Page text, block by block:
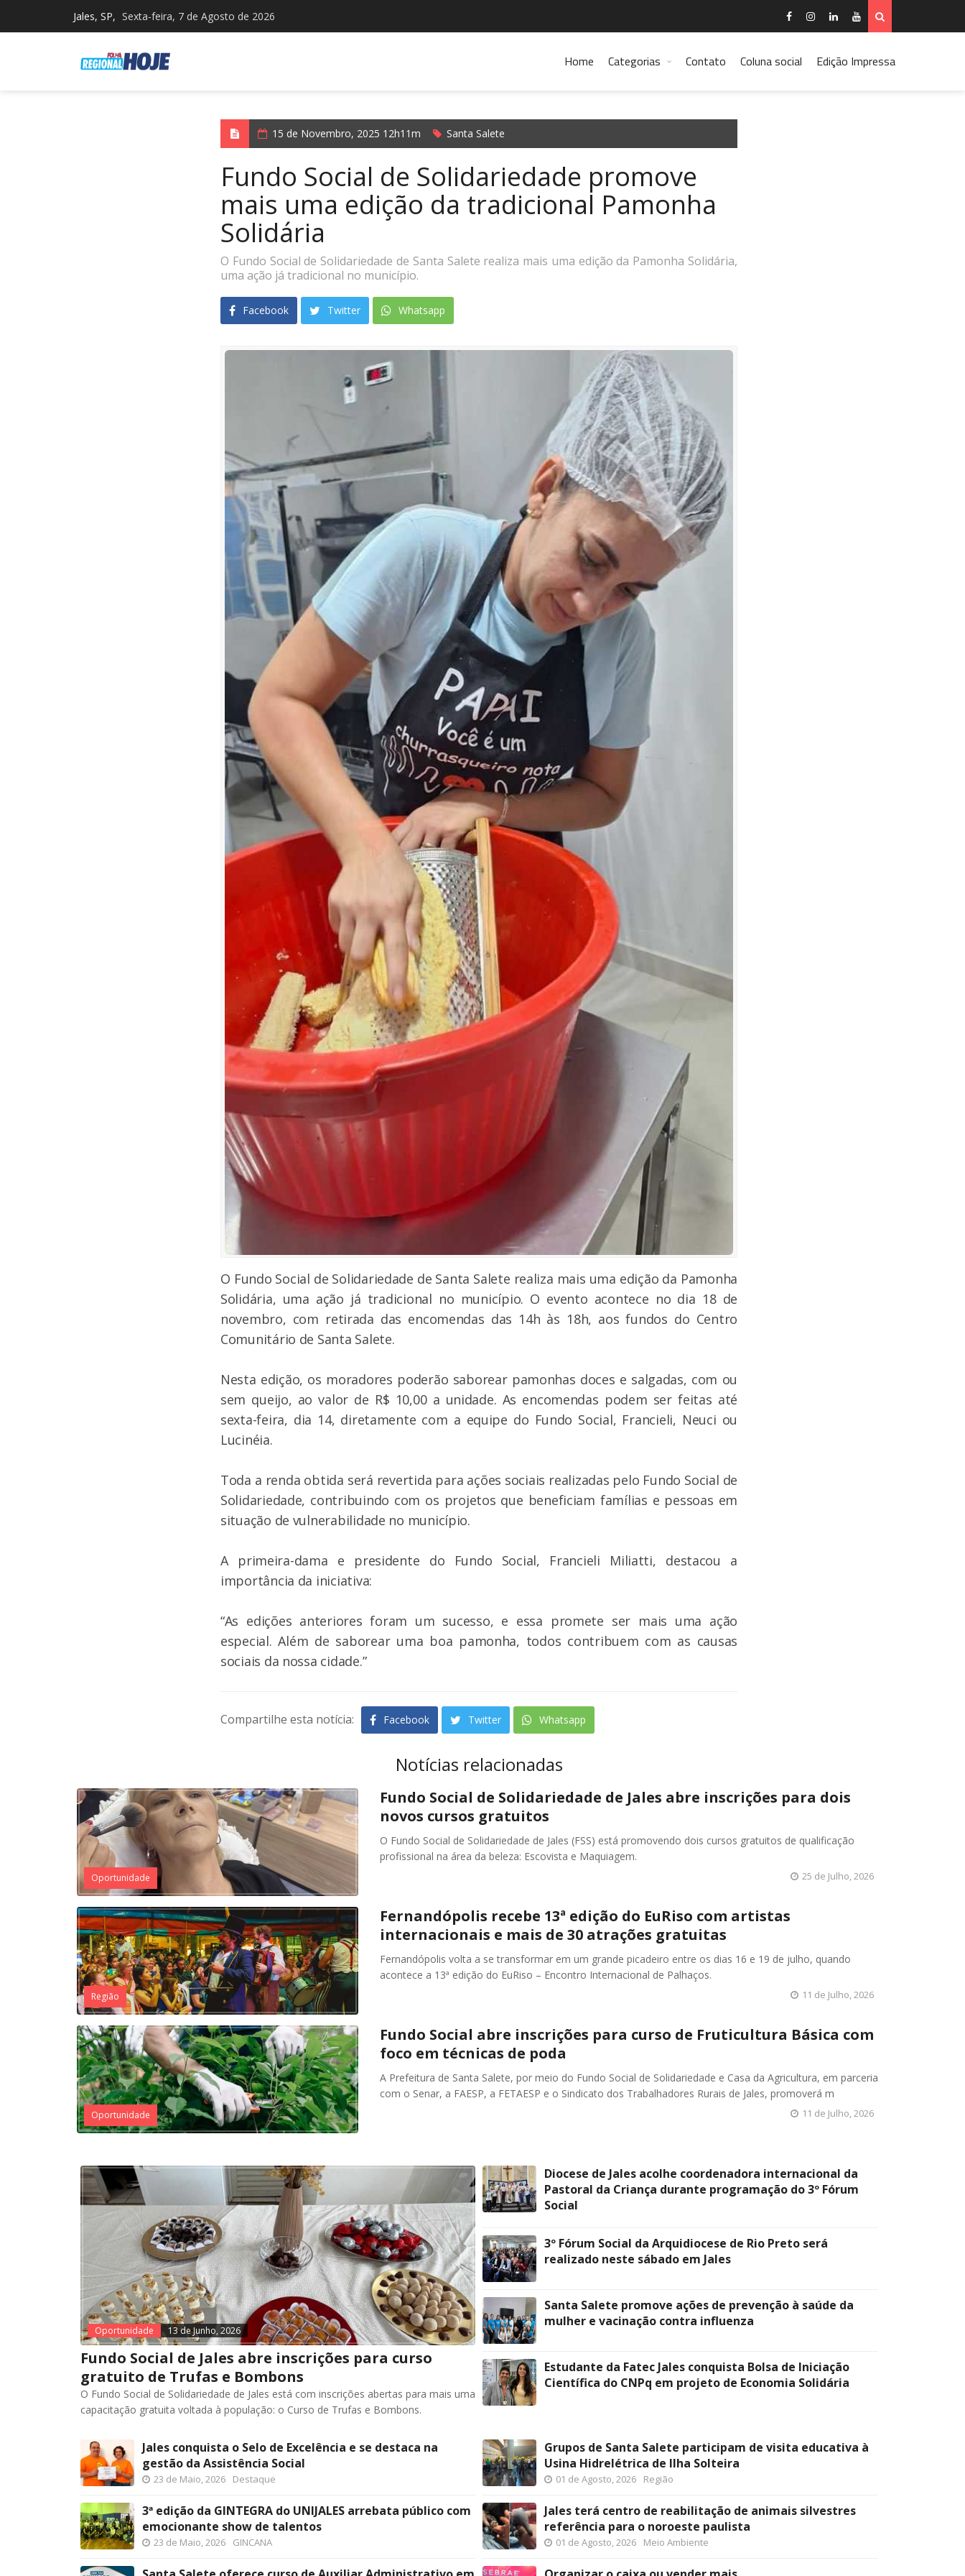
Jales, SP, Sexta-feira, 7 de Agosto de 2026
Home Categorias Contato Coluna social Edição Impressa
15 de Novembro, 2025 12h11m Santa Salete
Fundo Social de Solidariedade promove
mais uma edição da tradicional Pamonha
Solidária
O Fundo Social de Solidariedade de Santa Salete realiza mais uma edição da Pamonha Solidária,
uma ação já tradicional no município.
Facebook Twitter Whatsapp
O Fundo Social de Solidariedade de Santa Salete realiza mais uma edição da Pamonha
Solidária, uma ação já tradicional no município. O evento acontece no dia 18 de
novembro, com retirada das encomendas das 14h às 18h, aos fundos do Centro
Comunitário de Santa Salete.
Nesta edição, os moradores poderão saborear pamonhas doces e salgadas, com ou
sem queijo, ao valor de R$ 10,00 a unidade. As encomendas podem ser feitas até
sexta-feira, dia 14, diretamente com a equipe do Fundo Social, Francieli, Neuci ou
Lucinéia.
Toda a renda obtida será revertida para ações sociais realizadas pelo Fundo Social de
Solidariedade, contribuindo com os projetos que beneficiam famílias e pessoas em
situação de vulnerabilidade no município.
A primeira-dama e presidente do Fundo Social, Francieli Miliatti, destacou a
importância da iniciativa:
“As edições anteriores foram um sucesso, e essa promete ser mais uma ação
especial. Além de saborear uma boa pamonha, todos contribuem com as causas
sociais da nossa cidade.”
Compartilhe esta notícia: Facebook Twitter Whatsapp
Notícias relacionadas
Oportunidade
Fundo Social de Solidariedade de Jales abre inscrições para dois
novos cursos gratuitos
O Fundo Social de Solidariedade de Jales (FSS) está promovendo dois cursos gratuitos de qualificação
profissional na área da beleza: Escovista e Maquiagem.
25 de Julho, 2026
Região
Fernandópolis recebe 13ª edição do EuRiso com artistas
internacionais e mais de 30 atrações gratuitas
Fernandópolis volta a se transformar em um grande picadeiro entre os dias 16 e 19 de julho, quando
acontece a 13ª edição do EuRiso – Encontro Internacional de Palhaços.
11 de Julho, 2026
Oportunidade
Fundo Social abre inscrições para curso de Fruticultura Básica com
foco em técnicas de poda
A Prefeitura de Santa Salete, por meio do Fundo Social de Solidariedade e Casa da Agricultura, em parceria
com o Senar, a FAESP, a FETAESP e o Sindicato dos Trabalhadores Rurais de Jales, promoverá m
11 de Julho, 2026
Oportunidade 13 de Junho, 2026
Fundo Social de Jales abre inscrições para curso
gratuito de Trufas e Bombons
O Fundo Social de Solidariedade de Jales está com inscrições abertas para mais uma
capacitação gratuita voltada à população: o Curso de Trufas e Bombons.
Diocese de Jales acolhe coordenadora internacional da
Pastoral da Criança durante programação do 3º Fórum
Social
3º Fórum Social da Arquidiocese de Rio Preto será
realizado neste sábado em Jales
Santa Salete promove ações de prevenção à saúde da
mulher e vacinação contra influenza
Estudante da Fatec Jales conquista Bolsa de Iniciação
Científica do CNPq em projeto de Economia Solidária
Jales conquista o Selo de Excelência e se destaca na
gestão da Assistência Social
23 de Maio, 2026 Destaque
3ª edição da GINTEGRA do UNIJALES arrebata público com
emocionante show de talentos
23 de Maio, 2026 GINCANA
Grupos de Santa Salete participam de visita educativa à
Usina Hidrelétrica de Ilha Solteira
01 de Agosto, 2026 Região
Jales terá centro de reabilitação de animais silvestres
referência para o noroeste paulista
01 de Agosto, 2026 Meio Ambiente